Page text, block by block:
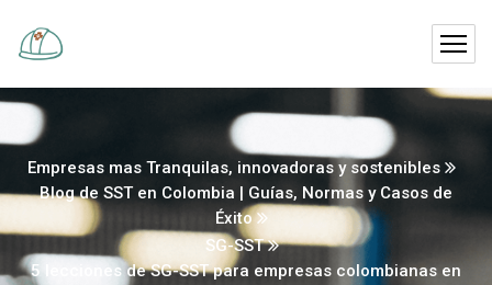
Empresas mas Tranquilas, innovadoras y sostenibles
Blog de SST en Colombia | Guías, Normas y Casos de
Éxito
SG-SST
5 lecciones de SG-SST para empresas colombianas en